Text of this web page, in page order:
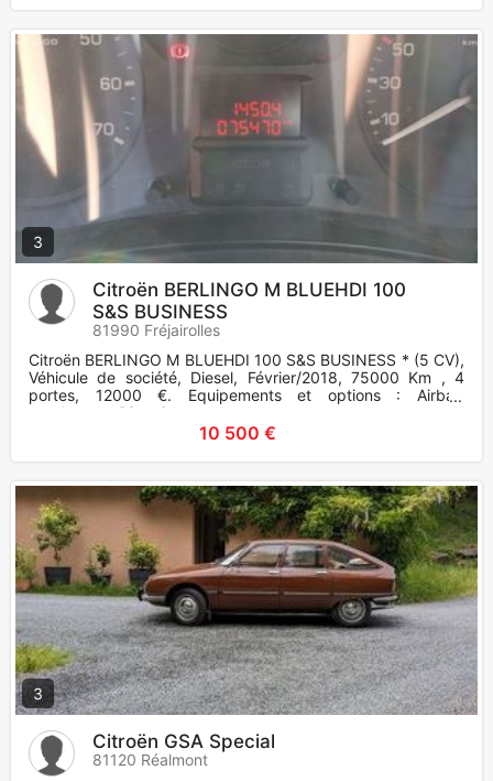
3
Citroën BERLINGO M BLUEHDI 100
S&S BUSINESS
81990 Fréjairolles
Citroën BERLINGO M BLUEHDI 100 S&S BUSINESS * (5 CV),
Véhicule de société, Diesel, Février/2018, 75000 Km , 4
portes, 12000 €. Equipements et options : Airbag
conducteur, Directio
10 500 €
3
Citroën GSA Special
81120 Réalmont